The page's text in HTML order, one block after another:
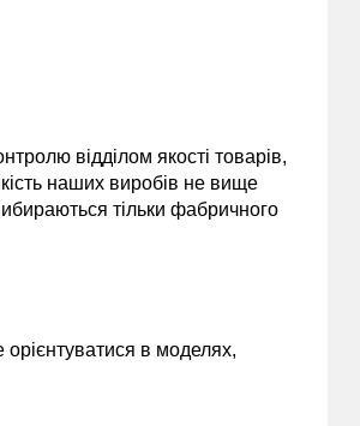
відділом якості товарів,
наших виробів не вище
тільки фабричного
в моделях,